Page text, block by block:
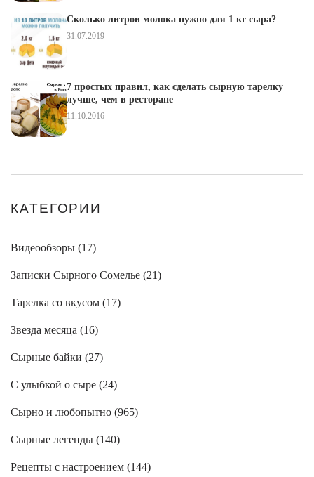
Сколько литров молока нужно для 1 кг сыра?
31.07.2019
7 простых правил, как сделать сырную тарелку
лучше, чем в ресторане
11.10.2016
КАТЕГОРИИ
Видеообзоры (17)
Записки Сырного Сомелье (21)
Тарелка со вкусом (17)
Звезда месяца (16)
Сырные байки (27)
С улыбкой о сыре (24)
Сырно и любопытно (965)
Сырные легенды (140)
Рецепты с настроением (144)